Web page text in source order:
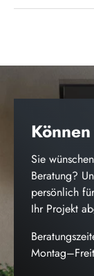
Sie
Beratung?
persönlich
Ihr Projekt